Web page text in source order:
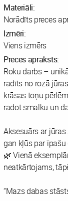
Materiāli:
Norādīts preces
Izmēri:
Viens izmērs
Preces apraksts:
Roku darbs –
radīts no rozā
krāsas toņu
radot smalku un
Aksesuārs ar
gan kļūs par
🌿 Vienā
neatkārtojams,
“Mazs dabas